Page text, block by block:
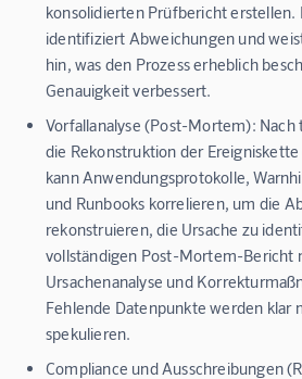
konsolidierten Prüfbericht erstellen.
identifiziert Abweichungen und
hin, was den Prozess erheblich
Genauigkeit verbessert.
Vorfallanalyse (Post-Mortem): Nach
die Rekonstruktion der
kann Anwendungsprotokolle,
und Runbooks korrelieren, um die
rekonstruieren, die Ursache zu
vollständigen Post-Mortem-Bericht
Ursachenanalyse und
Fehlende Datenpunkte werden klar
spekulieren.
Compliance und Ausschreibungen